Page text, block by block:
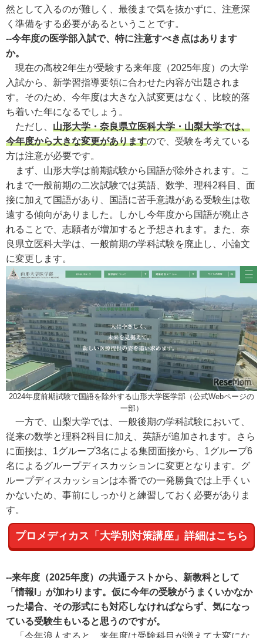
然として入るのが難しく、最後まで気を抜かずに、注意深
く準備をする必要があるということです。
--今年度の医学部入試で、特に注意すべき点はあります
か。
現在の高校2年生が受験する来年度（2025年度）の大学
入試から、新学習指導要領に合わせた内容が出題されま
す。そのため、今年度は大きな入試変更はなく、比較的落
ち着いた年になるでしょう。
ただし、 山形大学・奈良県立医科大学・山梨大学では、
今年度から大きな変更がありますので、受験を考えている
方は注意が必要です。
まず、山形大学は前期試験から国語が除外されます。こ
れまで一般前期の二次試験では英語、数学、理科2科目、面
接に加えて国語があり、国語に苦手意識がある受験生は敬
遠する傾向がありました。しかし今年度から国語が廃止さ
れることで、志願者が増加すると予想されます。また、奈
良県立医科大学は、一般前期の学科試験を廃止し、小論文
に変更します。
2024年度前期試験で国語を除外する山形大学医学部（公式Webページの
一部）
一方で、山梨大学では、一般後期の学科試験において、
従来の数学と理科2科目に加え、英語が追加されます。さら
に面接は、1グループ3名による集団面接から、1グループ6
名によるグループディスカッションに変更となります。グ
ループディスカッションは本番での一発勝負では上手くい
かないため、事前にしっかりと練習しておく必要がありま
す。
プロメディカス「大学別対策講座」詳細はこちら
--来年度（2025年度）の共通テストから、新教科として
「情報I」が加わります。仮に今年の受験がうまくいかなか
った場合、その形式にも対応しなければならず、気になっ
ている受験生もいると思うのですが。
「今年浪人すると、来年度は受験科目が増えて大変にな